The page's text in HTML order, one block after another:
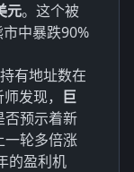
元。这个被
中暴跌90%
有地址数在
发现， 巨
预示着新
一轮多倍涨
的盈利机